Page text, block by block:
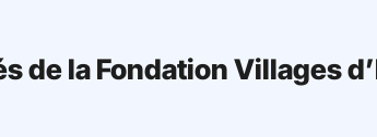
de la Fondation Villages